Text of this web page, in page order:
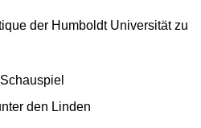
der Humboldt Universität zu
den Linden